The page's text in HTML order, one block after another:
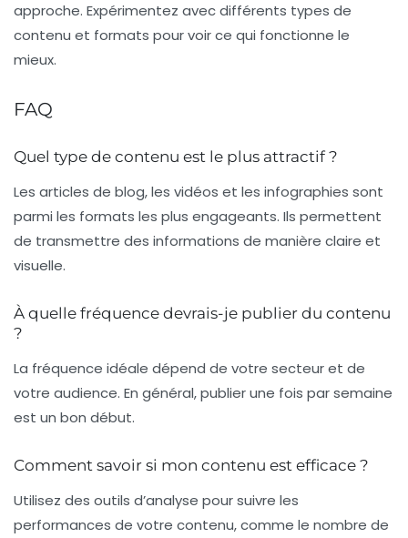
approche. Expérimentez avec différents types de
contenu et formats pour voir ce qui fonctionne le
mieux.
FAQ
Quel type de contenu est le plus attractif ?
Les articles de blog, les vidéos et les infographies sont
parmi les formats les plus engageants. Ils permettent
de transmettre des informations de manière claire et
visuelle.
À quelle fréquence devrais-je publier du contenu
?
La fréquence idéale dépend de votre secteur et de
votre audience. En général, publier une fois par semaine
est un bon début.
Comment savoir si mon contenu est efficace ?
Utilisez des outils d’analyse pour suivre les
performances de votre contenu, comme le nombre de